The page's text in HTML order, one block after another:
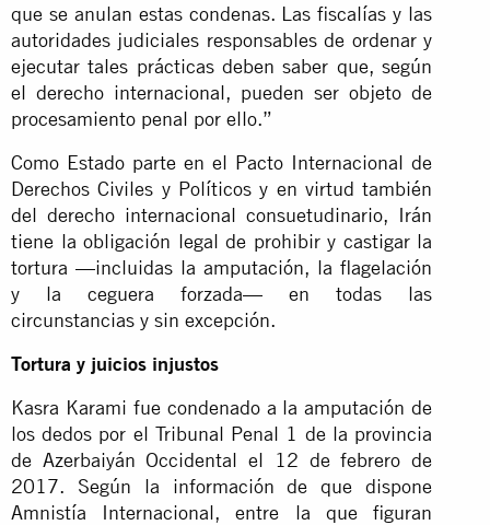
que se anulan estas condenas. Las fiscalías y las
autoridades judiciales responsables de ordenar y
ejecutar tales prácticas deben saber que, según
el derecho internacional, pueden ser objeto de
procesamiento penal por ello.”
Como Estado parte en el Pacto Internacional de
Derechos Civiles y Políticos y en virtud también
del derecho internacional consuetudinario, Irán
tiene la obligación legal de prohibir y castigar la
tortura —incluidas la amputación, la flagelación
y la ceguera forzada— en todas las
circunstancias y sin excepción.
Tortura y juicios injustos
Kasra Karami fue condenado a la amputación de
los dedos por el Tribunal Penal 1 de la provincia
de Azerbaiyán Occidental el 12 de febrero de
2017. Según la información de que dispone
Amnistía Internacional, entre la que figuran